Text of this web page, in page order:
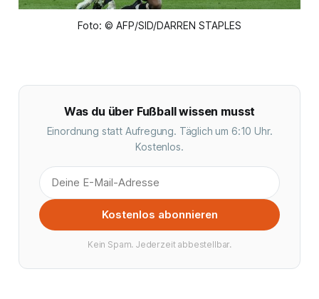
Foto: © AFP/SID/DARREN STAPLES
Was du über Fußball wissen musst
Einordnung statt Aufregung. Täglich um 6:10 Uhr.
Kostenlos.
Kostenlos abonnieren
Kein Spam. Jederzeit abbestellbar.